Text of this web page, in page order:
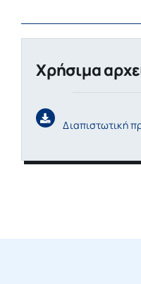
Χρήσιμα
Διαπιστωτική